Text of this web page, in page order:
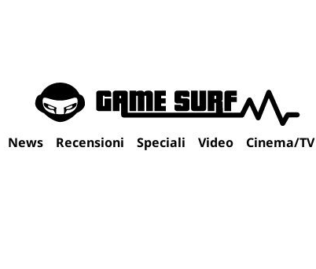
News Recensioni Speciali Video Cinema/TV